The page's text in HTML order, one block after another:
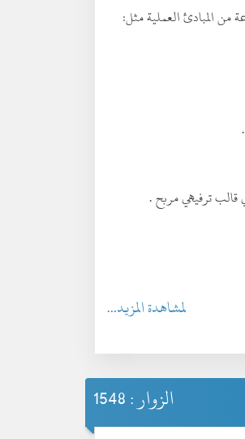
من المبادئ العملية مثل:
ترفيهي مربح .
لمشاهدة المزيد...
الزوار : 1548